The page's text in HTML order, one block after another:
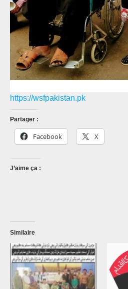
https://wsfpakistan.pk
Partager :
Facebook X
J’aime ça :
Similaire